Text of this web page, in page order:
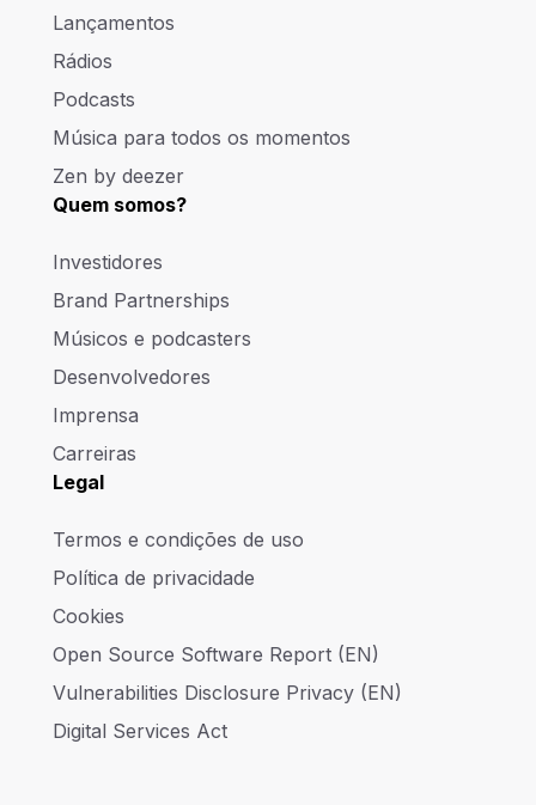
Lançamentos
Rádios
Podcasts
Música para todos os momentos
Zen by deezer
Quem somos?
Investidores
Brand Partnerships
Músicos e podcasters
Desenvolvedores
Imprensa
Carreiras
Legal
Termos e condições de uso
Política de privacidade
Cookies
Open Source Software Report (EN)
Vulnerabilities Disclosure Privacy (EN)
Digital Services Act